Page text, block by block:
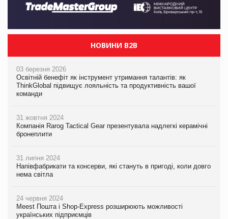
НОВИНИ B2B
03 березня 2026
Освітній бенефіт як інструмент утримання талантів: як
ThinkGlobal підвищує лояльність та продуктивність вашої
команди
31 жовтня 2024
Компанія Rarog Tactical Gear презентувала надлегкі керамічні
бронеплити
31 липня 2024
Напівфабрикати та консерви, які стануть в пригоді, коли довго
нема світла
24 червня 2024
Meest Пошта і Shop-Express розширюють можливості
українських підприємців